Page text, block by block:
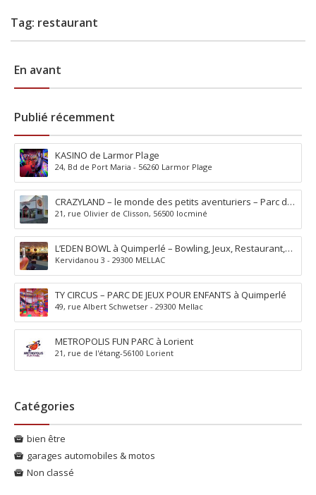
Tag: restaurant
En avant
Publié récemment
KASINO de Larmor Plage
24, Bd de Port Maria - 56260 Larmor Plage
CRAZYLAND – le monde des petits aventuriers – Parc de
jeux à Locminé
21, rue Olivier de Clisson, 56500 locminé
L’EDEN BOWL à Quimperlé – Bowling, Jeux, Restaurant,
Bar, Pizzéria, Soirées musicales
Kervidanou 3 - 29300 MELLAC
TY CIRCUS – PARC DE JEUX POUR ENFANTS à Quimperlé
49, rue Albert Schwetser - 29300 Mellac
METROPOLIS FUN PARC à Lorient
21, rue de l'étang-56100 Lorient
Catégories
bien être
garages automobiles & motos
Non classé